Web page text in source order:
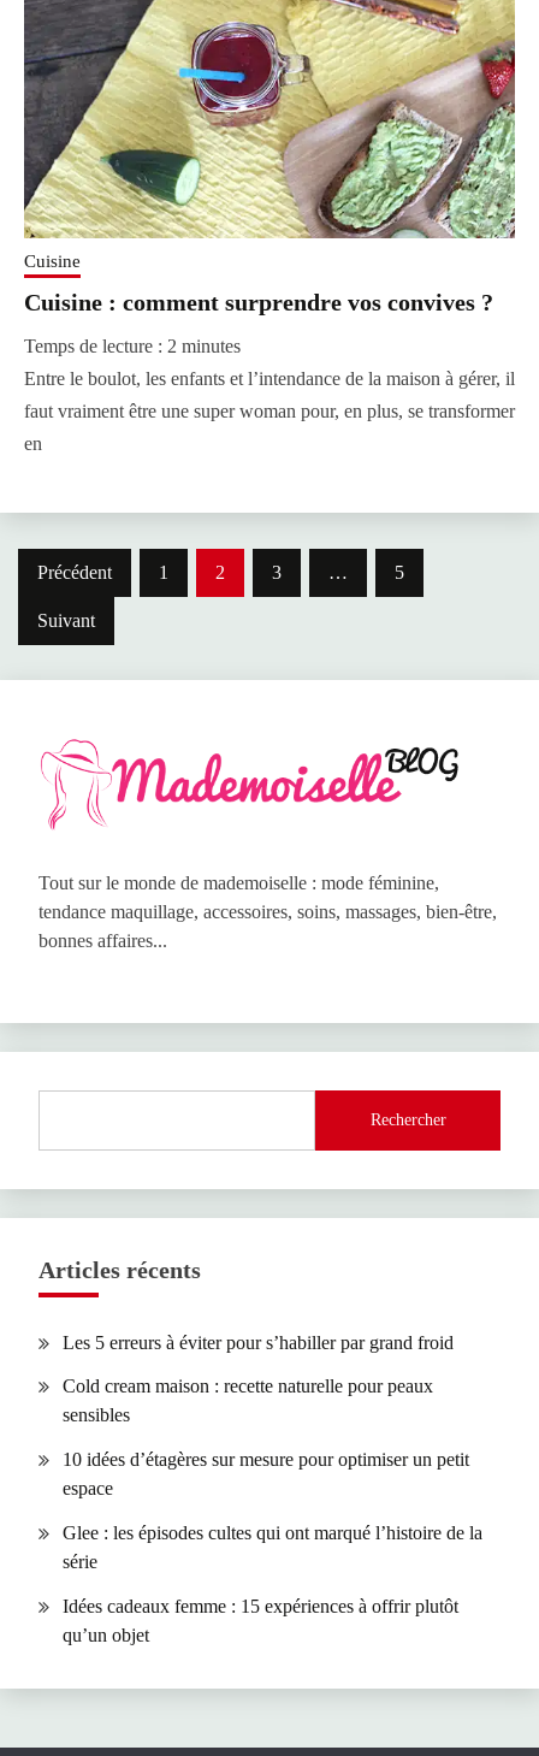
Cuisine
Cuisine : comment surprendre vos convives ?
Temps de lecture : 2 minutes
Entre le boulot, les enfants et l’intendance de la maison à gérer, il
faut vraiment être une super woman pour, en plus, se transformer
en
Pagination
des
publications
Précédent 1 2 3 … 5
Suivant
Tout sur le monde de mademoiselle : mode féminine,
tendance maquillage, accessoires, soins, massages, bien-être,
bonnes affaires...
Rechercher
Articles récents
Les 5 erreurs à éviter pour s’habiller par grand froid
Cold cream maison : recette naturelle pour peaux
sensibles
10 idées d’étagères sur mesure pour optimiser un petit
espace
Glee : les épisodes cultes qui ont marqué l’histoire de la
série
Idées cadeaux femme : 15 expériences à offrir plutôt
qu’un objet